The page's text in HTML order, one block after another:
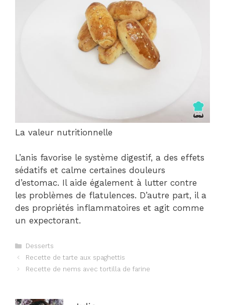
La valeur nutritionnelle
L’anis favorise le système digestif, a des effets
sédatifs et calme certaines douleurs
d’estomac. Il aide également à lutter contre
les problèmes de flatulences. D’autre part, il a
des propriétés inflammatoires et agit comme
un expectorant.
Catégories
Desserts
Navigation
des
Recette de tarte aux spaghettis
Recette de nems avec tortilla de farine